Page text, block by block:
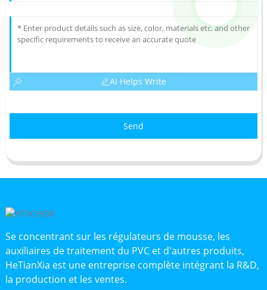
AI Helps Write
Send
Se concentrant sur les régulateurs de mousse, les
auxiliaires de traitement du PVC et d'autres produits,
HeTianXia est une entreprise complète intégrant la R&D,
la production et les ventes.